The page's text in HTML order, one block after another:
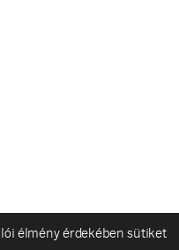
élmény érdekében sütiket